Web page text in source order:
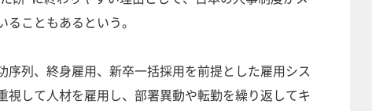
こともあるという。
列、終身雇用、新卒一括採用を前提とした雇用シス
視して人材を雇用し、部署異動や転勤を繰り返してキ